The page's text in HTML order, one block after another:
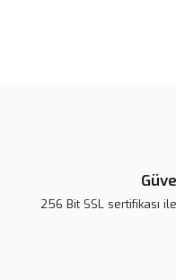
256 Bit SSL sertifikası